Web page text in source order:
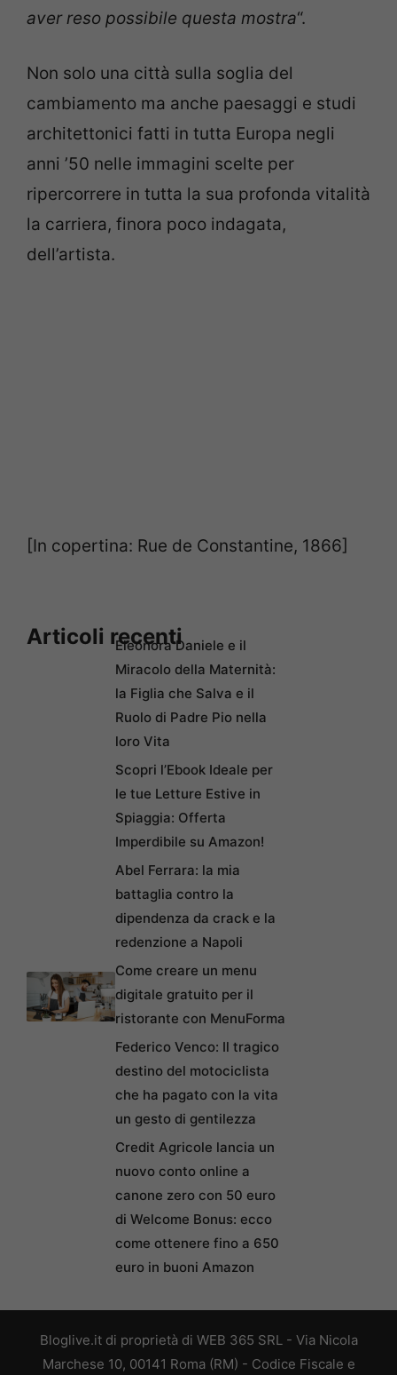
aver reso possibile questa mostra“.
Non solo una città sulla soglia del
cambiamento ma anche paesaggi e studi
architettonici fatti in tutta Europa negli
anni ’50 nelle immagini scelte per
ripercorrere in tutta la sua profonda vitalità
la carriera, finora poco indagata,
dell’artista.
[In copertina: Rue de Constantine, 1866]
Articoli recentiEleonora Daniele e il
Miracolo della Maternità:
la Figlia che Salva e il
Ruolo di Padre Pio nella
loro Vita
Scopri l’Ebook Ideale per
le tue Letture Estive in
Spiaggia: Offerta
Imperdibile su Amazon!
Abel Ferrara: la mia
battaglia contro la
dipendenza da crack e la
redenzione a Napoli
Come creare un menu
digitale gratuito per il
ristorante con MenuForma
Federico Venco: Il tragico
destino del motociclista
che ha pagato con la vita
un gesto di gentilezza
Credit Agricole lancia un
nuovo conto online a
canone zero con 50 euro
di Welcome Bonus: ecco
come ottenere fino a 650
euro in buoni Amazon
Bloglive.it di proprietà di WEB 365 SRL - Via Nicola
Marchese 10, 00141 Roma (RM) - Codice Fiscale e